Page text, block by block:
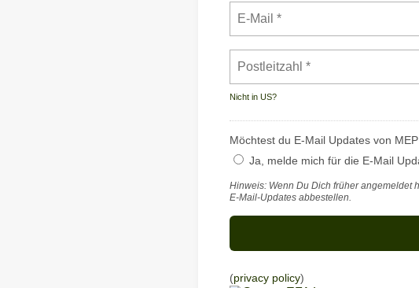
Nicht in US?
Möchtest du E-Mail Updates von
Ja, melde mich für die E-Mail
Hinweis: Wenn Du Dich früher angemeldet
E-Mail-Updates abbestellen.
(privacy policy)